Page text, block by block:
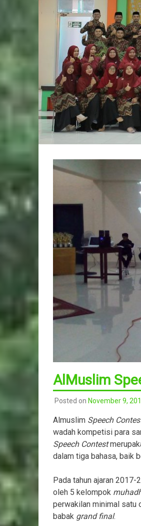
AlMuslim
Posted on November 9,
Almuslim Speech
wadah kompetisi para
Speech Contest
dalam tiga bahasa, baik
Pada tahun ajaran 2017-
oleh 5 kelompok
perwakilan minimal satu
babak grand final.